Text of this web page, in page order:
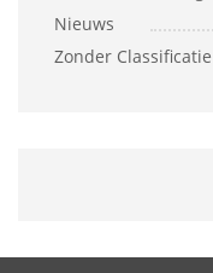
Nieuws
Zonder Classificatie